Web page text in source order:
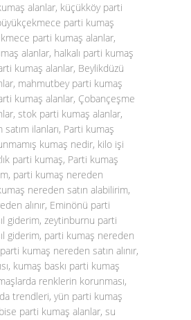
alanlar, küçükköy parti
parti kumaş
parti kumaş alanlar,
alanlar, halkalı parti kumaş
kumaş alanlar, Beylikdüzü
mahmutbey parti kumaş
kumaş alanlar, Çobançeşme
stok parti kumaş alanlar,
satım ilanları, Parti kumaş
kumaş nedir, kilo işi
parti kumaş, Parti kumaş
parti kumaş nereden
nereden satın alabilirim,
alınır, Eminönü parti
giderim, zeytinburnu parti
giderim, parti kumaş nereden
kumaş nereden satın alınır,
kumaş baskı parti kumaş
renklerin korunması,
trendleri, yün parti kumaş
parti kumaş alanlar, su